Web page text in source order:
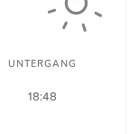
UNTERGANG
18:48